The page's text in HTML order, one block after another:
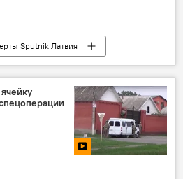
Sputnik Латвия
деньги